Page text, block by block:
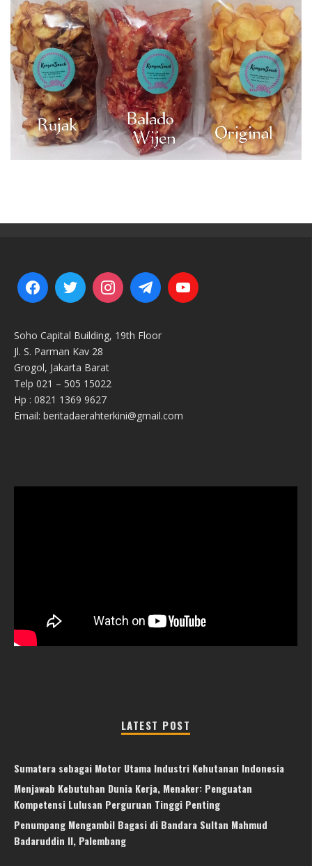
Soho Capital Building, 19th Floor
Jl. S. Parman Kav 28
Grogol, Jakarta Barat
Telp 021 – 505 15022
Hp : 0821 1369 9627
Email: beritadaerahterkini@gmail.com
LATEST POST
Sumatera sebagai Motor Utama Industri Kehutanan Indonesia
Menjawab Kebutuhan Dunia Kerja, Menaker: Penguatan
Kompetensi Lulusan Perguruan Tinggi Penting
Penumpang Mengambil Bagasi di Bandara Sultan Mahmud
Badaruddin II, Palembang